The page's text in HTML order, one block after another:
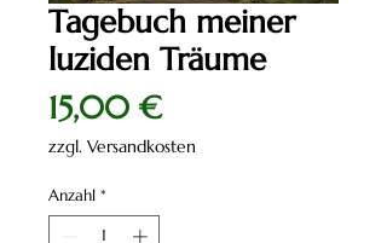
Tagebuch meiner
luziden Träume
15,00 €Preis
zzgl. Versandkosten
Anzahl *